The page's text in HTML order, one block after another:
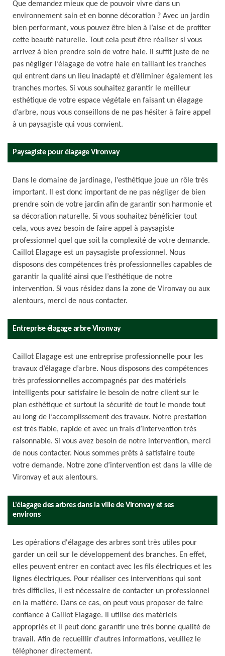
Que demandez mieux que de pouvoir vivre dans un
environnement sain et en bonne décoration ? Avec un jardin
bien performant, vous pouvez être bien à l’aise et de profiter
cette beauté naturelle. Tout cela peut être réaliser si vous
arrivez à bien prendre soin de votre haie. Il suffit juste de ne
pas négliger l’élagage de votre haie en taillant les tranches
qui entrent dans un lieu inadapté et d’éliminer également les
tranches mortes. Si vous souhaitez garantir le meilleur
esthétique de votre espace végétale en faisant un élagage
d’arbre, nous vous conseillons de ne pas hésiter à faire appel
à un paysagiste qui vous convient.
Paysagiste pour élagage Vironvay
Dans le domaine de jardinage, l’esthétique joue un rôle très
important. Il est donc important de ne pas négliger de bien
prendre soin de votre jardin afin de garantir son harmonie et
sa décoration naturelle. Si vous souhaitez bénéficier tout
cela, vous avez besoin de faire appel à paysagiste
professionnel quel que soit la complexité de votre demande.
Caillot Elagage est un paysagiste professionnel. Nous
disposons des compétences très professionnelles capables de
garantir la qualité ainsi que l’esthétique de notre
intervention. Si vous résidez dans la zone de Vironvay ou aux
alentours, merci de nous contacter.
Entreprise élagage arbre Vironvay
Caillot Elagage est une entreprise professionnelle pour les
travaux d’élagage d’arbre. Nous disposons des compétences
très professionnelles accompagnés par des matériels
intelligents pour satisfaire le besoin de notre client sur le
plan esthétique et surtout la sécurité de tout le monde tout
au long de l’accomplissement des travaux. Notre prestation
est très fiable, rapide et avec un frais d’intervention très
raisonnable. Si vous avez besoin de notre intervention, merci
de nous contacter. Nous sommes prêts à satisfaire toute
votre demande. Notre zone d’intervention est dans la ville de
Vironvay et aux alentours.
L'élagage des arbres dans la ville de Vironvay et ses
environs
Les opérations d'élagage des arbres sont très utiles pour
garder un œil sur le développement des branches. En effet,
elles peuvent entrer en contact avec les fils électriques et les
lignes électriques. Pour réaliser ces interventions qui sont
très difficiles, il est nécessaire de contacter un professionnel
en la matière. Dans ce cas, on peut vous proposer de faire
confiance à Caillot Elagage. Il utilise des matériels
appropriés et il peut donc garantir une très bonne qualité de
travail. Afin de recueillir d'autres informations, veuillez le
téléphoner directement.